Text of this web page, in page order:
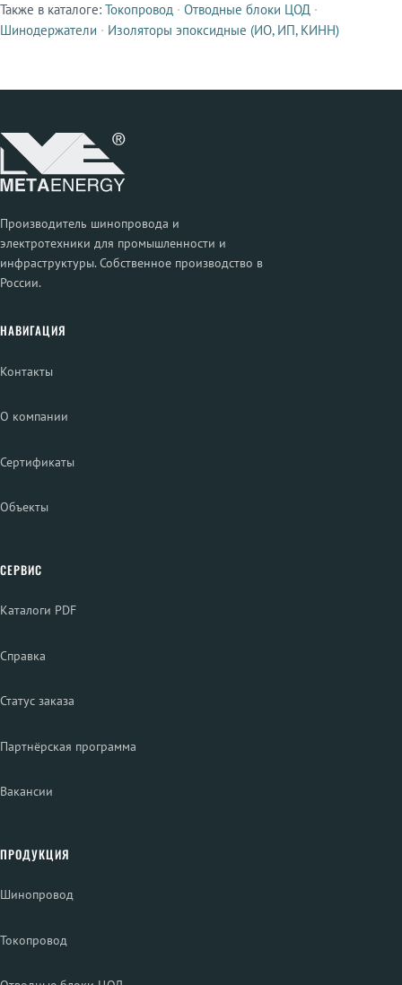
Смежные продукты
Также в каталоге: Токопровод · Отводные блоки ЦОД ·
Шинодержатели · Изоляторы эпоксидные (ИО, ИП, КИНН)
Производитель шинопровода и
электротехники для промышленности и
инфраструктуры. Собственное производство в
России.
НАВИГАЦИЯ
Контакты
О компании
Сертификаты
Объекты
СЕРВИС
Каталоги PDF
Справка
Статус заказа
Партнёрская программа
Вакансии
ПРОДУКЦИЯ
Шинопровод
Токопровод